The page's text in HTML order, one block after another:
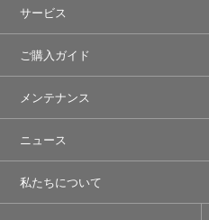
サービス
ご購入ガイド
メンテナンス
ニュース
私たちについて